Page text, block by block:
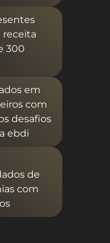
receita
300
em
com
desafios
ebdi
de
com